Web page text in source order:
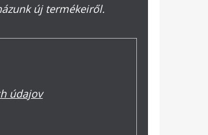
új termékeiről.
údajov